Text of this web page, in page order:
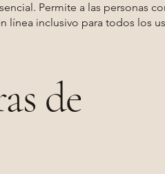
Permite a las personas
línea inclusivo para todos los
de